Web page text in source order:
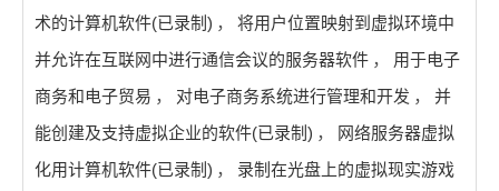
术的计算机软件(已录制) ，
将用户位置映射到虚拟环境中
并允许在互联网中进行通信会议的服务器软件 ，
用于电子
商务和电子贸易 ， 对电子商务系统进行管理和开发 ，
并
能创建及支持虚拟企业的软件(已录制) ，
网络服务器虚拟
化用计算机软件(已录制) ，
录制在光盘上的虚拟现实游戏